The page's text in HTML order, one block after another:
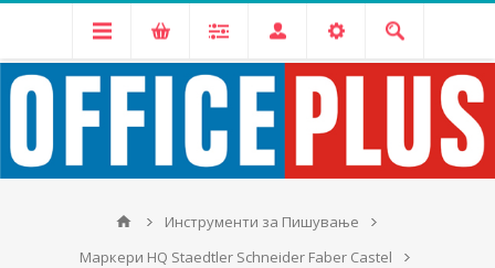
Инструменти за Пишување
Маркери HQ Staedtler Schneider Faber Castel